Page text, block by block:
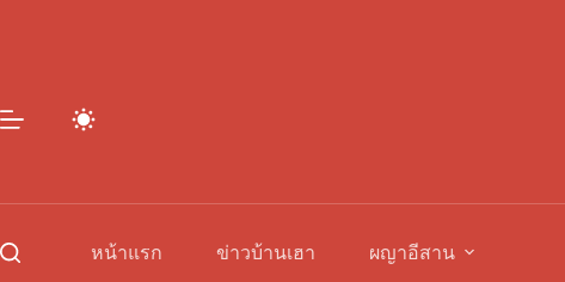
หน้าแรก ข่าวบ้านเฮา ผญาอีสาน